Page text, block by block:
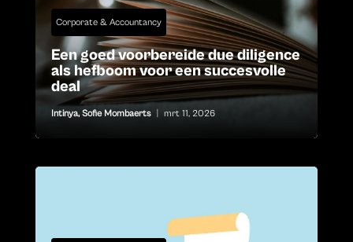
Corporate & Accountancy
Een goed voorbereide due diligence
als hefboom voor een succesvolle
deal
Intinya, Sofie Mombaerts mrt 11, 2026